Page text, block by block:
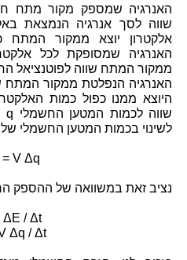
האנרגיה שמספק מקור מתח
שווה לסך אנרגיה הנמצאת
אלקטרון יוצא ממקור המתח
האנרגיה שמסופקת לכל
האנרגיה הנפלטת ממקור המתח
היוצא ממנו כפול כמות
לשינוי בכמות המטען החשמלי
V Δq
נציב זאת במשוואה של ההספק
ΔE / Δt
Δq / Δt